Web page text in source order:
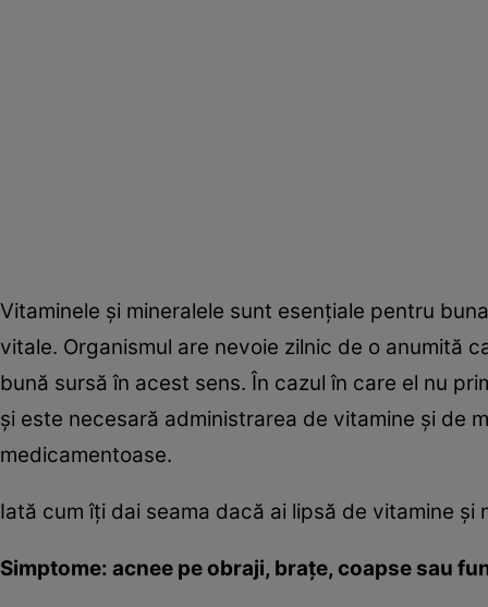
Vitaminele şi mineralele sunt esenţiale pentru
vitale. Organismul are nevoie zilnic de o anumită
bună sursă în acest sens. În cazul în care el nu
şi este necesară administrarea de vitamine şi de
medicamentoase.
Iată cum îţi dai seama dacă ai lipsă de vitamine şi
Simptome: acnee pe obraji, braţe, coapse sau